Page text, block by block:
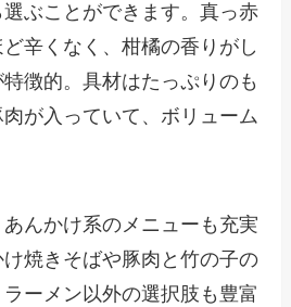
ぶことができます。真っ赤
辛くなく、柑橘の香りがし
徴的。具材はたっぷりのも
が入っていて、ボリューム
んかけ系のメニューも充実
焼きそばや豚肉と竹の子の
ーメン以外の選択肢も豊富